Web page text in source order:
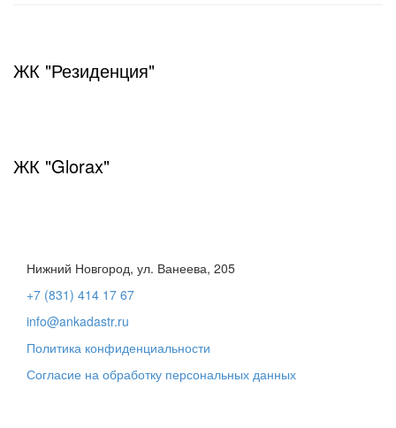
ЖК "Резиденция"
ЖК "Glorax"
Нижний Новгород, ул. Ванеева, 205
+7 (831) 414 17 67
info@ankadastr.ru
Политика конфиденциальности
Согласие на обработку персональных данных